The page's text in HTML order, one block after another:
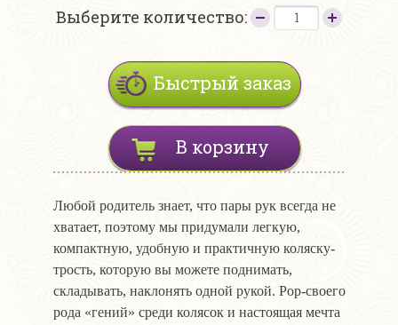
Выберите количество:
Быстрый заказ
В корзину
Любой родитель знает, что пары рук всегда не
хватает, поэтому мы придумали легкую,
компактную, удобную и практичную коляску-
трость, которую вы можете поднимать,
складывать, наклонять одной рукой. Pop-своего
рода «гений» среди колясок и настоящая мечта